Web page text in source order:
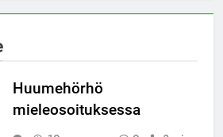
Huumehörhö
mieleosoituksessa